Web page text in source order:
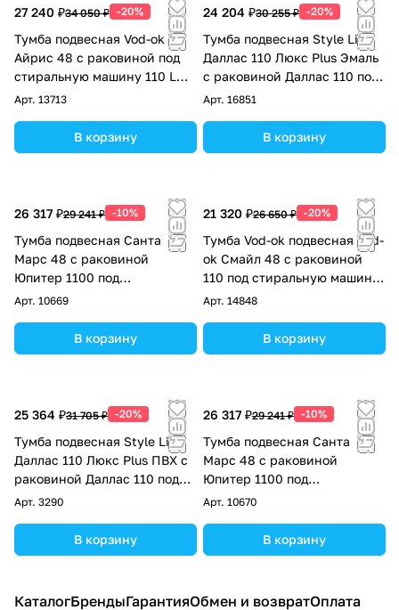
27 240 ₽34 050 ₽ -20%
Тумба подвесная Vod-ok
Айрис 48 с раковиной под
стиральную машину 110 L
левая, белый
Арт. 13713
В корзину
24 204 ₽30 255 ₽ -20%
Тумба подвесная Style Line
Даллас 110 Люкс Plus Эмаль
с раковиной Даллас 110 под
стиральную машину, левая,
Арт. 16851
В корзину
26 317 ₽29 241 ₽ -10%
Тумба подвесная Санта
Марс 48 с раковиной
Юпитер 1100 под
стиральную машину, 1 ящик,
Арт. 10669
В корзину
21 320 ₽26 650 ₽ -20%
Тумба Vod-ok подвесная Vod-
ok Смайл 48 с раковиной
110 под стиральную машину,
правая, белая + 13 цветов
Арт. 14848
В корзину
25 364 ₽31 705 ₽ -20%
Тумба подвесная Style Line
Даллас 110 Люкс Plus ПВХ с
раковиной Даллас 110 под
стиральную машину, правая,
Арт. 3290
В корзину
26 317 ₽29 241 ₽ -10%
Тумба подвесная Санта
Марс 48 с раковиной
Юпитер 1100 под
стиральную машину, 1 ящик,
Арт. 10670
В корзину
КаталогБрендыГарантияОбмен и возвратОплата